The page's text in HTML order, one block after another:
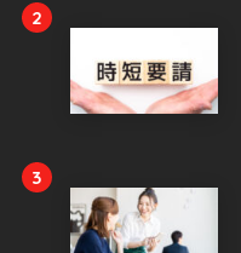
2
3